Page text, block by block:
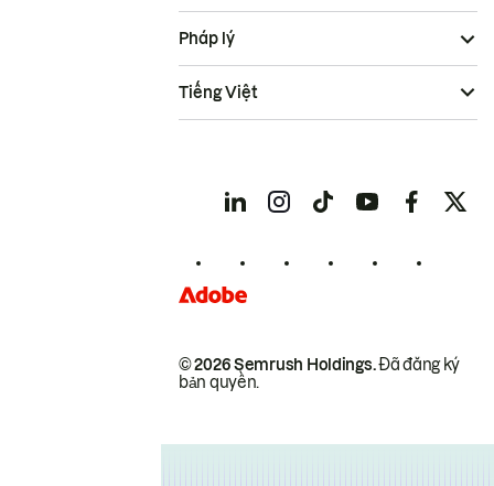
© 2026 Semrush Holdings.Đã đăng ký
bản quyền.
Pháp lý
Tiếng Việt